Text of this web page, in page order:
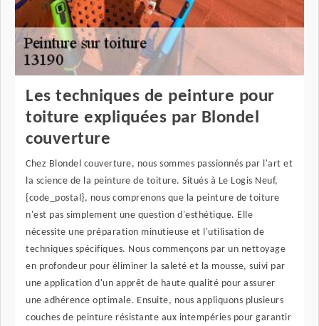
Les techniques de peinture pour
toiture expliquées par Blondel
couverture
Chez Blondel couverture, nous sommes passionnés par l'art et
la science de la peinture de toiture. Situés à Le Logis Neuf,
{code_postal}, nous comprenons que la peinture de toiture
n'est pas simplement une question d'esthétique. Elle
nécessite une préparation minutieuse et l'utilisation de
techniques spécifiques. Nous commençons par un nettoyage
en profondeur pour éliminer la saleté et la mousse, suivi par
une application d'un apprêt de haute qualité pour assurer
une adhérence optimale. Ensuite, nous appliquons plusieurs
couches de peinture résistante aux intempéries pour garantir